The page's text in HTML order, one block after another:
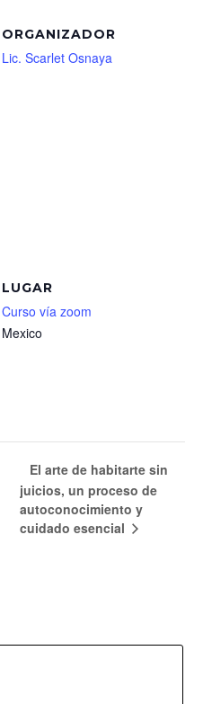
LUGAR
Curso vía zoom
Mexico
ORGANIZADOR
Lic. Scarlet Osnaya
El arte de habitarte sin
juicios, un proceso de
autoconocimiento y
cuidado esencial